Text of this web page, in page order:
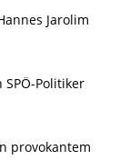
Jarolim
Politiker
provokantem